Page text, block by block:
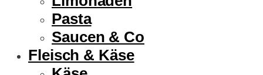
Pasta
Saucen & Co
Fleisch & Käse